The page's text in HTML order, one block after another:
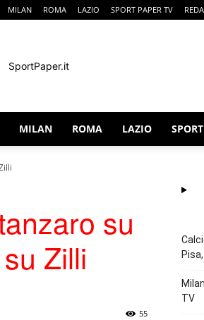
MILAN ROMA LAZIO SPORT PAPER TV
MILAN ROMA LAZIO
su
Zilli
55
TV